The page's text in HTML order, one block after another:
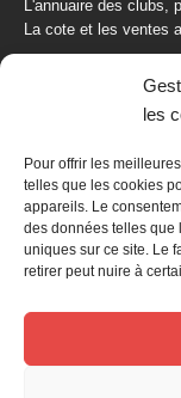
les
Pour offrir les
telles que les cookies
appareils. Le
des données telles que
uniques sur ce site. Le
retirer peut nuire à
L'annuaire des clubs,
La cote et les ventes
La Boutique du
AUTORETRO
BP 40419
77309 Fontainebleau
Fax: 01 60 39 69 00
Nous contacter par